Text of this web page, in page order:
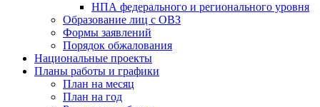
НПА федерального и регионального уровня
Образование лиц с ОВЗ
Формы заявлений
Порядок обжалования
Национальные проекты
Планы работы и графики
План на месяц
План на год